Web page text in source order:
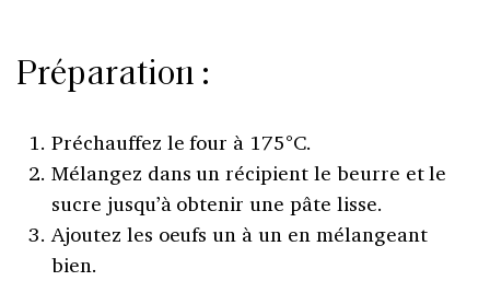
Préparation :
Préchauffez le four à 175°C.
Mélangez dans un récipient le beurre et le
sucre jusqu’à obtenir une pâte lisse.
Ajoutez les oeufs un à un en mélangeant
bien.